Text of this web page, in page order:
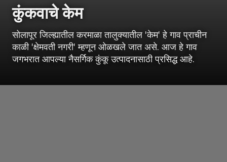
कुंकवाचे केम
सोलापूर जिल्ह्यातील करमाळा तालुक्यातील 'केम' हे गाव प्राचीन
काळी 'क्षेमवती नगरी' म्हणून ओळखले जात असे. आज हे गाव
जगभरात आपल्या नैसर्गिक कुंकू उत्पादनासाठी प्रसिद्ध आहे.